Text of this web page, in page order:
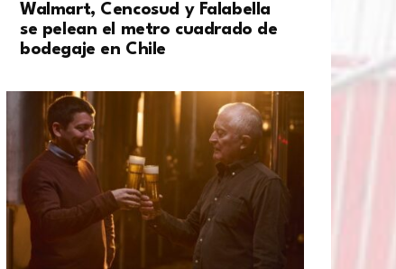
Walmart, Cencosud y Falabella
se pelean el metro cuadrado de
bodegaje en Chile